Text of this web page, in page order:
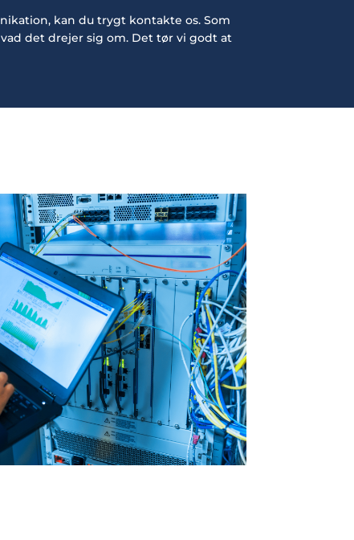
kan du trygt kontakte os. Som
det drejer sig om. Det tør vi godt at